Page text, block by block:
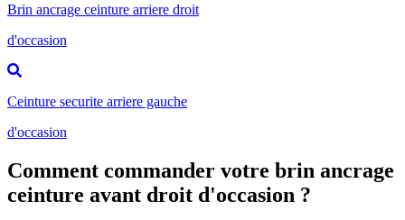
Brin ancrage ceinture arriere droit
d'occasion
Ceinture securite arriere gauche
d'occasion
Comment commander votre brin ancrage
ceinture avant droit d'occasion ?